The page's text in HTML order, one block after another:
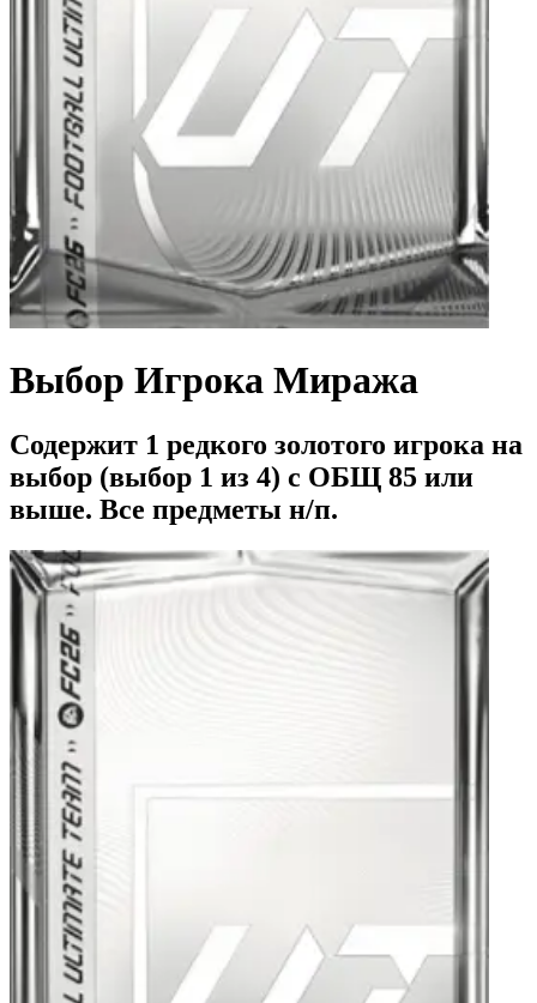
Выбор Игрока Миража
Содержит 1 редкого золотого игрока на
выбор (выбор 1 из 4) с ОБЩ 85 или
выше. Все предметы н/п.